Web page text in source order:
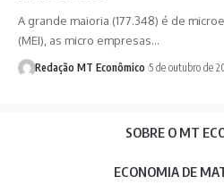
A grande maioria (177.348) é de
(MEI), as micro empresas…
Redação MT Econômico 5 de outubro de
SOBRE O MT
ECONOMIA DE